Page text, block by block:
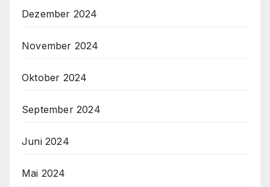
Dezember 2024
November 2024
Oktober 2024
September 2024
Juni 2024
Mai 2024